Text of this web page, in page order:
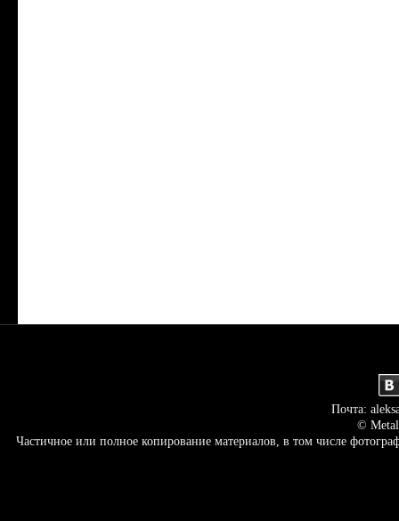
Почта:
©
Частичное или полное копирование материалов, в том числе